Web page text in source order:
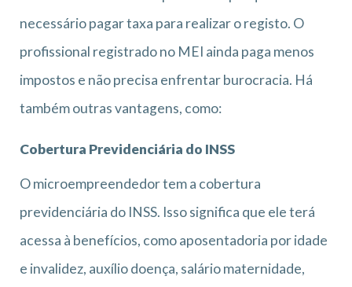
necessário pagar taxa para realizar o registo. O
profissional registrado no MEI ainda paga menos
impostos e não precisa enfrentar burocracia. Há
também outras vantagens, como:
Cobertura Previdenciária do INSS
O microempreendedor tem a cobertura
previdenciária do INSS. Isso significa que ele terá
acessa à benefícios, como aposentadoria por idade
e invalidez, auxílio doença, salário maternidade,